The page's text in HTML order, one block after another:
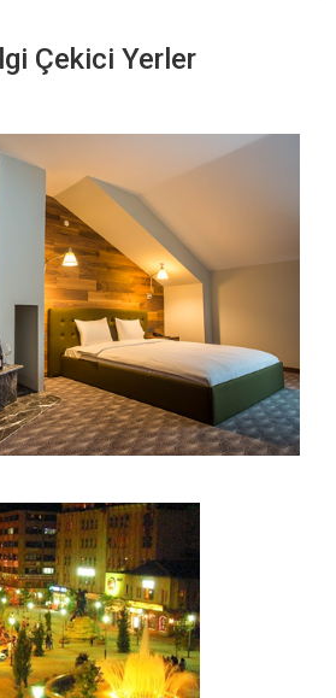
Çekici Yerler